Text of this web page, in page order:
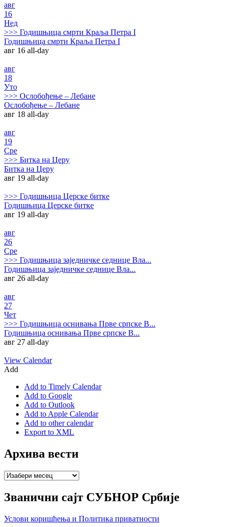
авг
16
Нед
>>> Годишњица смрти Краља Петра I
Годишњица смрти Краља Петра I
авг 16 all-day
авг
18
Уто
>>> Ослобођење – Лебане
Ослобођење – Лебане
авг 18 all-day
авг
19
Сре
>>> Битка на Церу
Битка на Церу
авг 19 all-day
>>> Годишњица Церске битке
Годишњица Церске битке
авг 19 all-day
авг
26
Сре
>>> Годишњица заједничке седнице Вла...
Годишњица заједничке седнице Вла...
авг 26 all-day
авг
27
Чет
>>> Годишњица оснивања Прве српске В...
Годишњица оснивања Прве српске В...
авг 27 all-day
View Calendar
Add
Add to Timely Calendar
Add to Google
Add to Outlook
Add to Apple Calendar
Add to other calendar
Export to XML
Архива вести
Архива
Званични сајт СУБНОР Србије
Услови коришћења и Политика приватности